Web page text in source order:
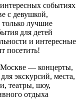
событиях
с девушкой,
лучшие
для детей
и интересные
посетить!
— концерты,
экскурсий, места,
театры, шоу,
отдыха